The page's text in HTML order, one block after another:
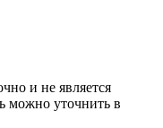
и не является
можно уточнить в